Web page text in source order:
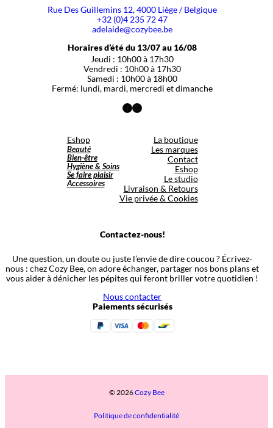
Rue Des Guillemins 12, 4000 Liège / Belgique
+32 (0)4 235 72 47
adelaide@cozybee.be
Horaires d’été du 13/07 au 16/08
Jeudi : 10h00 à 17h30
Vendredi : 10h00 à 17h30
Samedi : 10h00 à 18h00
Fermé: lundi, mardi, mercredi et dimanche
Facebook
Instagram
Eshop
Beauté
Bien-être
Hygiène & Soins
Se faire plaisir
Accessoires
La boutique
Les marques
Contact
Eshop
Le studio
Livraison & Retours
Vie privée & Cookies
Contactez-nous!
Une question, un doute ou juste l’envie de dire coucou ? Écrivez-
nous : chez Cozy Bee, on adore échanger, partager nos bons plans et
vous aider à dénicher les pépites qui feront briller votre quotidien !
Nous contacter
Paiements sécurisés
© 2026Cozy Bee
Politique de confidentialité